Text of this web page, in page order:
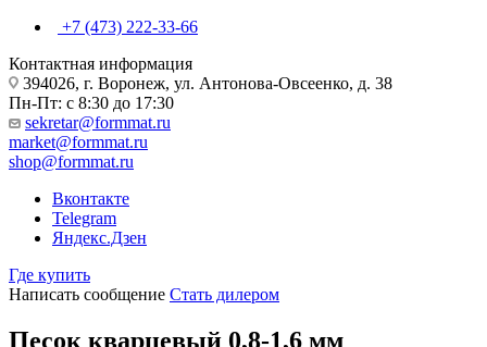
+7 (473) 222-33-66
Контактная информация
394026, г. Воронеж, ул. Антонова-Овсеенко, д. 38
Пн-Пт: с 8:30 до 17:30
sekretar@formmat.ru
market@formmat.ru
shop@formmat.ru
Вконтакте
Telegram
Яндекс.Дзен
Где купить
Написать сообщение Стать дилером
Песок кварцевый 0,8-1,6 мм